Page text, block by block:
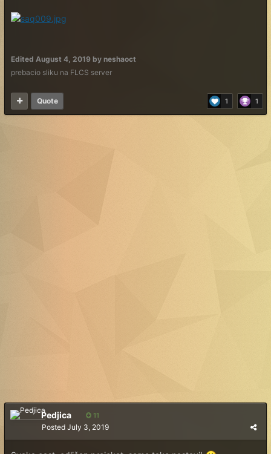
Edited August 4, 2019 by neshaoct
prebacio sliku na FLCS server
1 1
Quote
Pedjica 11
Posted July 3, 2019